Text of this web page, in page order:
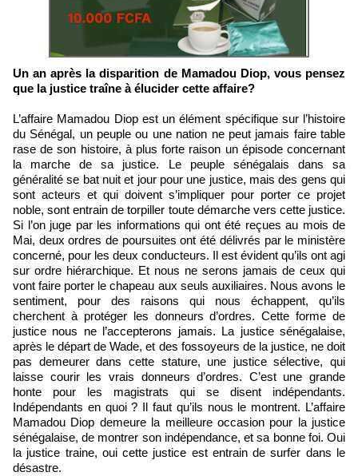
Un an après la disparition de Mamadou Diop, vous pensez
que la justice traîne à élucider cette affaire?
L’affaire Mamadou Diop est un élément spécifique sur l’histoire
du Sénégal, un peuple ou une nation ne peut jamais faire table
rase de son histoire, à plus forte raison un épisode concernant
la marche de sa justice. Le peuple sénégalais dans sa
généralité se bat nuit et jour pour une justice, mais des gens qui
sont acteurs et qui doivent s’impliquer pour porter ce projet
noble, sont entrain de torpiller toute démarche vers cette justice.
Si l’on juge par les informations qui ont été reçues au mois de
Mai, deux ordres de poursuites ont été délivrés par le ministère
concerné, pour les deux conducteurs. Il est évident qu’ils ont agi
sur ordre hiérarchique. Et nous ne serons jamais de ceux qui
vont faire porter le chapeau aux seuls auxiliaires. Nous avons le
sentiment, pour des raisons qui nous échappent, qu’ils
cherchent à protéger les donneurs d’ordres. Cette forme de
justice nous ne l’accepterons jamais. La justice sénégalaise,
après le départ de Wade, et des fossoyeurs de la justice, ne doit
pas demeurer dans cette stature, une justice sélective, qui
laisse courir les vrais donneurs d’ordres. C’est une grande
honte pour les magistrats qui se disent indépendants.
Indépendants en quoi ? Il faut qu’ils nous le montrent. L’affaire
Mamadou Diop demeure la meilleure occasion pour la justice
sénégalaise, de montrer son indépendance, et sa bonne foi. Oui
la justice traine, oui cette justice est entrain de surfer dans le
désastre.